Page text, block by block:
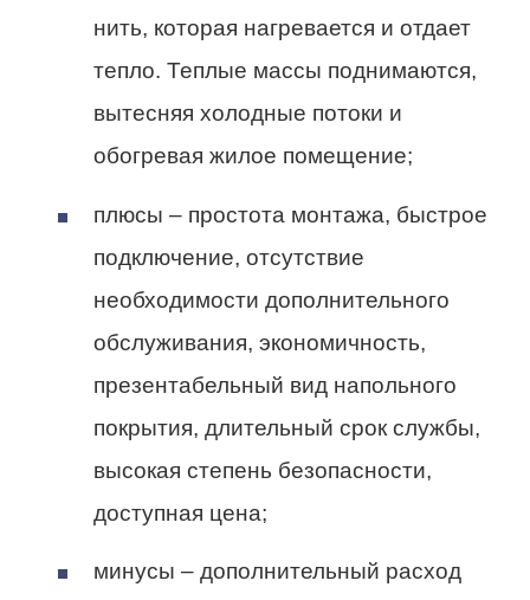
нить, которая нагревается и отдает
тепло. Теплые массы поднимаются,
вытесняя холодные потоки и
обогревая жилое помещение;
плюсы – простота монтажа, быстрое
подключение, отсутствие
необходимости дополнительного
обслуживания, экономичность,
презентабельный вид напольного
покрытия, длительный срок службы,
высокая степень безопасности,
доступная цена;
минусы – дополнительный расход